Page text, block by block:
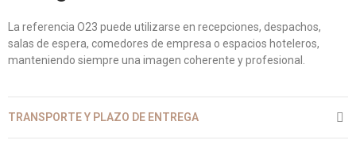
La referencia O23 puede utilizarse en recepciones, despachos,
salas de espera, comedores de empresa o espacios hoteleros,
manteniendo siempre una imagen coherente y profesional.
TRANSPORTE Y PLAZO DE ENTREGA